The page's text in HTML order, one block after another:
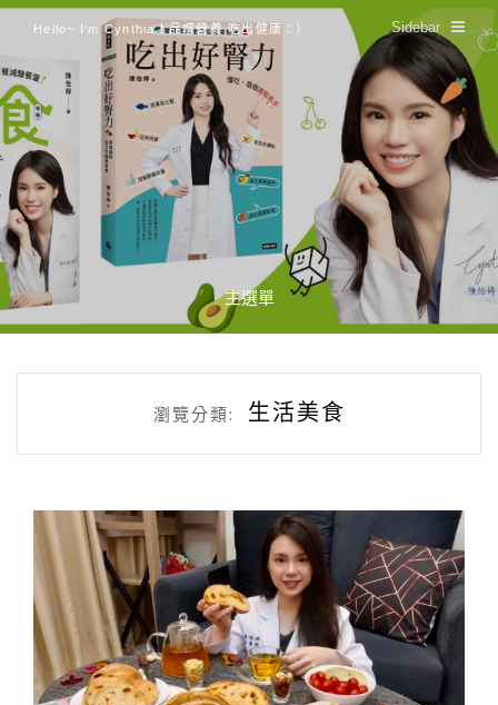
Hello~ I'm Cynthia！品嚐營養 吃出健康：） Sidebar
主選單
瀏覽分類: 生活美食